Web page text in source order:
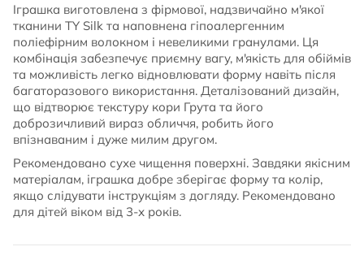
Іграшка виготовлена з фірмової, надзвичайно м'якої
тканини TY Silk та наповнена гіпоалергенним
поліефірним волокном і невеликими гранулами. Ця
комбінація забезпечує приємну вагу, м'якість для обіймів
та можливість легко відновлювати форму навіть після
багаторазового використання. Деталізований дизайн,
що відтворює текстуру кори Грута та його
доброзичливий вираз обличчя, робить його
впізнаваним і дуже милим другом.
Рекомендовано сухе чищення поверхні. Завдяки якісним
матеріалам, іграшка добре зберігає форму та колір,
якщо слідувати інструкціям з догляду. Рекомендовано
для дітей віком від 3-х років.